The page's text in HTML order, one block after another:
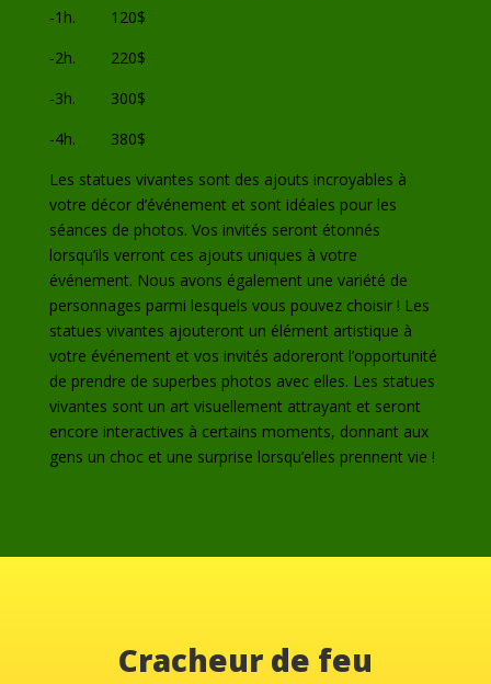
-1h. 120$
-2h. 220$
-3h. 300$
-4h. 380$
Les statues vivantes sont des ajouts incroyables à
votre décor d’événement et sont idéales pour les
séances de photos. Vos invités seront étonnés
lorsqu’ils verront ces ajouts uniques à votre
événement. Nous avons également une variété de
personnages parmi lesquels vous pouvez choisir ! Les
statues vivantes ajouteront un élément artistique à
votre événement et vos invités adoreront l’opportunité
de prendre de superbes photos avec elles. Les statues
vivantes sont un art visuellement attrayant et seront
encore interactives à certains moments, donnant aux
gens un choc et une surprise lorsqu’elles prennent vie !
Cracheur de feu